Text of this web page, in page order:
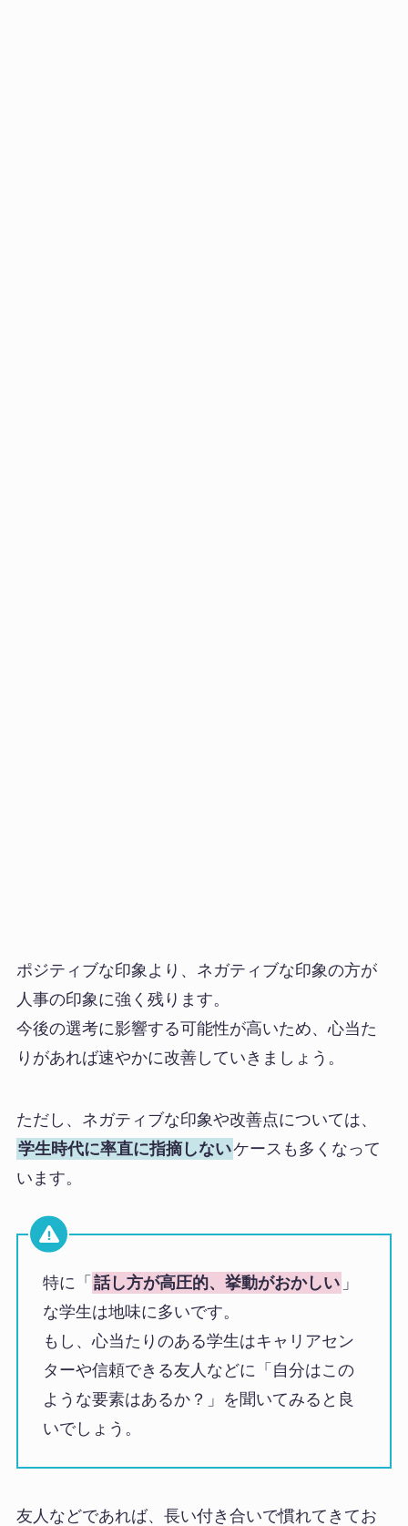
ポジティブな印象より、ネガティブな印象の方が
人事の印象に強く残ります。
今後の選考に影響する可能性が高いため、心当た
りがあれば速やかに改善していきましょう。
ただし、ネガティブな印象や改善点については、
学生時代に率直に指摘しないケースも多くなって
います。
特に「 話し方が高圧的、挙動がおかしい 」
な学生は地味に多いです。
もし、心当たりのある学生はキャリアセン
ターや信頼できる友人などに「自分はこの
ような要素はあるか？」を聞いてみると良
いでしょう。
友人などであれば、長い付き合いで慣れてきてお